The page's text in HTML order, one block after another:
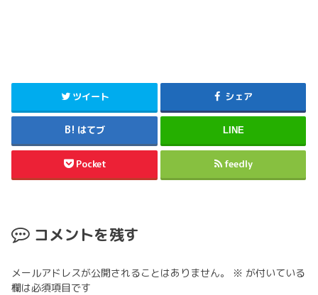
ツイート シェア
はてブ LINE
Pocket feedly
コメントを残す
メールアドレスが公開されることはありません。 ※ が付いている
欄は必須項目です